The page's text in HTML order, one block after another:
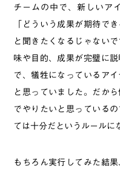
チームの中で、新しいア
「どういう成果が期待で
と聞きたくなるじゃない
味や目的、成果が完璧に
で、犠牲になっているア
と思っていました。だか
でやりたいと思っている
ては十分だというルールに
もちろん実行してみた結